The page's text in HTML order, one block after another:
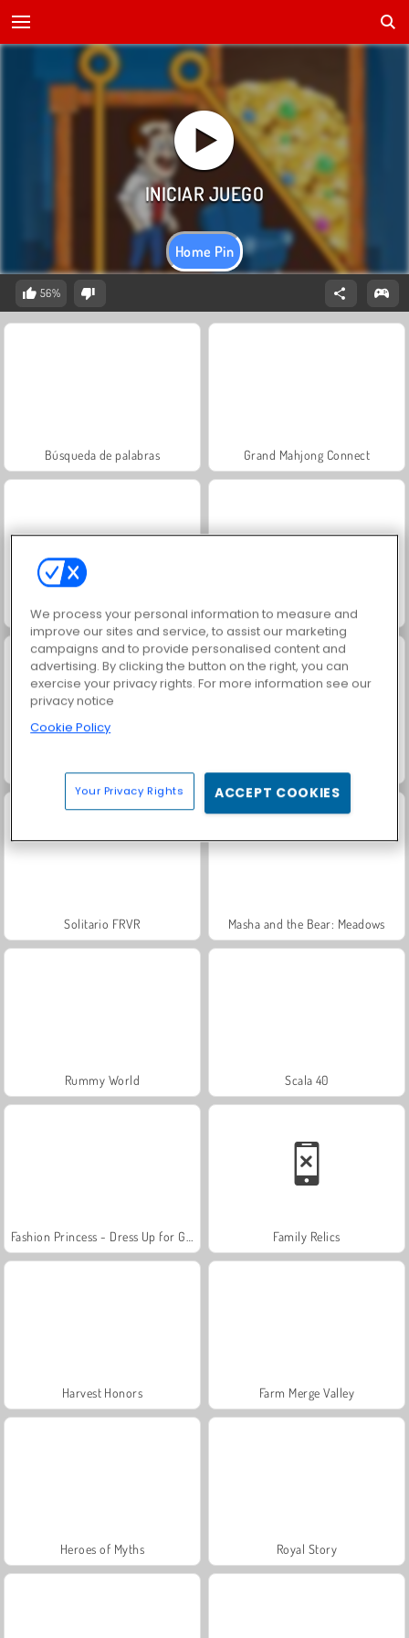
Home Pin
56%
Búsqueda de palabras Grand Mahjong Connect
Jewel Garden Story Juice Merge
Solitario FRVR Masha and the Bear: Meadows
Rummy World Scala 40
Family Relics
Harvest Honors Farm Merge Valley
Heroes of Myths Royal Story
We process your personal information to measure and
improve our sites and service, to assist our marketing
campaigns and to provide personalised content and
advertising. By clicking the button on the right, you can
exercise your privacy rights. For more information see our
privacy notice
Cookie Policy
Your Privacy Rights ACCEPT COOKIES